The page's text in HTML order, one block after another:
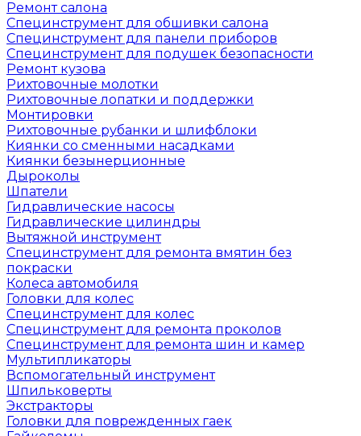
Ремонт салона
Специнструмент для обшивки салона
Специнструмент для панели приборов
Специнструмент для подушек безопасности
Ремонт кузова
Рихтовочные молотки
Рихтовочные лопатки и поддержки
Монтировки
Рихтовочные рубанки и шлифблоки
Киянки со сменными насадками
Киянки безынерционные
Дыроколы
Шпатели
Гидравлические насосы
Гидравлические цилиндры
Вытяжной инструмент
Специнструмент для ремонта вмятин без
покраски
Колеса автомобиля
Головки для колес
Специнструмент для колес
Специнструмент для ремонта проколов
Специнструмент для ремонта шин и камер
Мультипликаторы
Вспомогательный инструмент
Шпильковерты
Экстракторы
Головки для поврежденных гаек